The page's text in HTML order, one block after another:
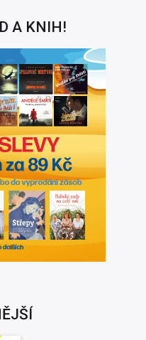
A KNIH!